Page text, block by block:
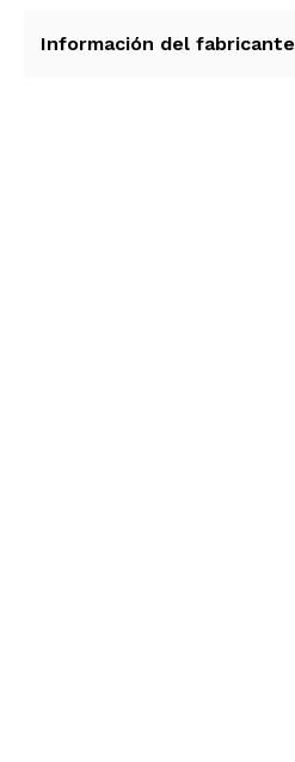
Cologne
Información del fabricante